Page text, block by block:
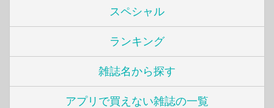
スペシャル
ランキング
雑誌名から探す
アプリで買えない雑誌の一覧